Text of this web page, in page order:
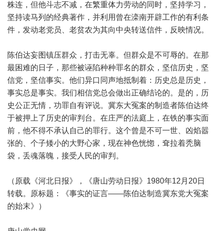
株连，但他斗志不减，在繁重体力劳动的同时，坚持学习，
坚持读马列的经典著作，并利用曾在滦南开辟工作的有利条
件，发动老党员、老贫农为其向中央转送信件，反映情况。
陈伯达妄图镇压群众，打击无辜。但群众是不可辱的。在那
最困难的日子，那些被诬陷种种罪名的群众，坚信历史，坚
信党，坚信事实。他们异口同声地抵制着：历史总是历史，
事实总是事实。我们相信党总会做出正确结论的。是的，历
史公正无情，功罪自有评说。冀东大冤案的制造者陈伯达终
于被押上了历史的审判台。在庄严的法庭上，在铁的事实面
前，他不得不承认自己的罪行。这个曾是不可一世、凶焰嚣
张的、个子矮小的大野心家，现在神色恍惚，耷拉着秃脑
袋，丢魂落魄，接受人民的审判。
（原载《河北日报》，《唐山劳动日报》1980年12月20日
转载。原标题：《事实的证言——陈伯达制造冀东党大冤案
的始末》）